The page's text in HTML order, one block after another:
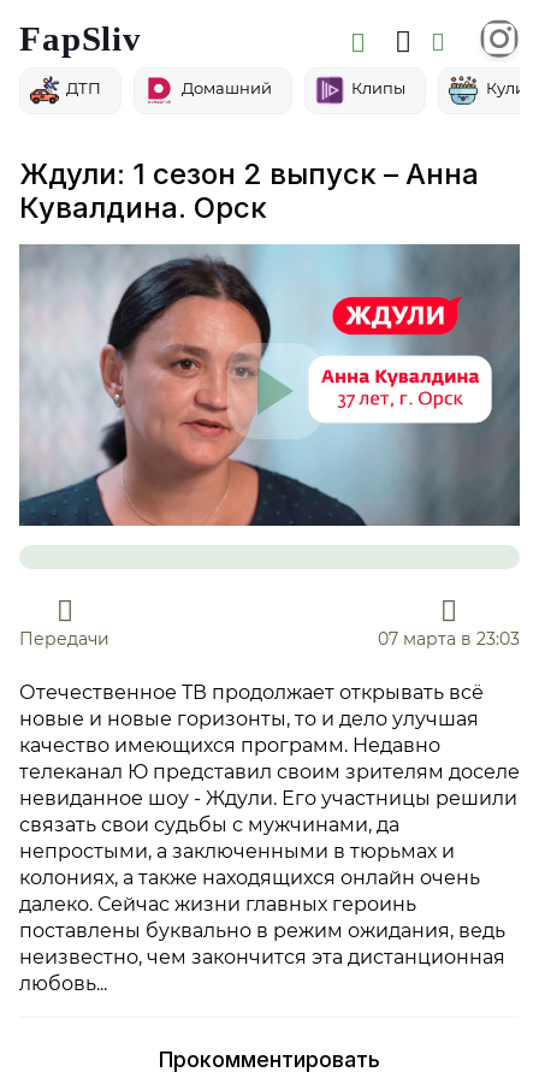
FapSliv
ДТП Домашний Клипы
Ждули: 1 сезон 2 выпуск – Анна
Кувалдина. Орск
Передачи 07 марта в 23:03
Отечественное ТВ продолжает открывать всё
новые и новые горизонты, то и дело улучшая
качество имеющихся программ. Недавно
телеканал Ю представил своим зрителям доселе
невиданное шоу - Ждули. Его участницы решили
связать свои судьбы с мужчинами, да
непростыми, а заключенными в тюрьмах и
колониях, а также находящихся онлайн очень
далеко. Сейчас жизни главных героинь
поставлены буквально в режим ожидания, ведь
неизвестно, чем закончится эта дистанционная
любовь...
Прокомментировать